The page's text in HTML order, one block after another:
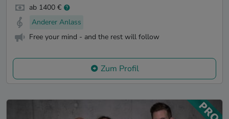
ab 1400 €
Anderer Anlass
Free your mind - and the rest will follow
Zum Profil